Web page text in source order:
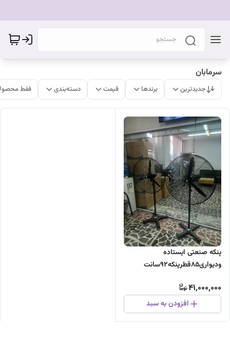
سرمابان
جدیدترین برندها قیمت دسته‌بندی فقط
پنکه صنعتی ایستاده
ودیواری۸۵قطرپنکه۹۲سانت
ضدقفل جدیدباضمانت
41,000,000
افزودن به سبد